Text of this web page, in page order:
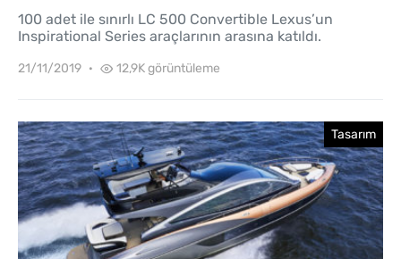
100 adet ile sınırlı LC 500 Convertible Lexus’un
Inspirational Series araçlarının arasına katıldı.
21/11/2019 12,9K görüntüleme
Tasarım